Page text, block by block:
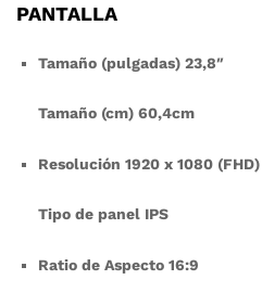
PANTALLA
Tamaño (pulgadas) 23,8″
Tamaño (cm) 60,4cm
Resolución 1920 x 1080 (FHD)
Tipo de panel IPS
Ratio de Aspecto 16:9